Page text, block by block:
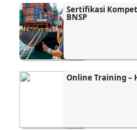
Sertifikasi
BNSP
Online Training –